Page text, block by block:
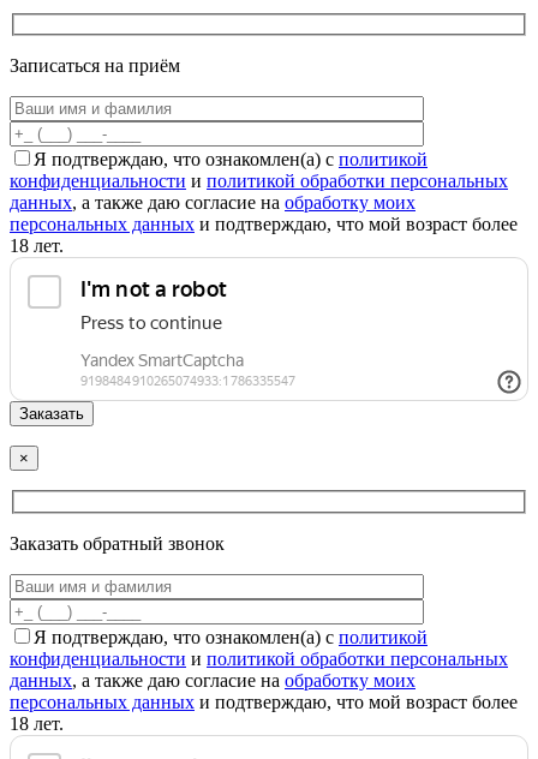
Записаться на приём
Я подтверждаю, что ознакомлен(а) с политикой
конфиденциальности и политикой обработки персональных
данных, а также даю согласие на обработку моих
персональных данных и подтверждаю, что мой возраст более
18 лет.
×
Заказать обратный звонок
Я подтверждаю, что ознакомлен(а) с политикой
конфиденциальности и политикой обработки персональных
данных, а также даю согласие на обработку моих
персональных данных и подтверждаю, что мой возраст более
18 лет.